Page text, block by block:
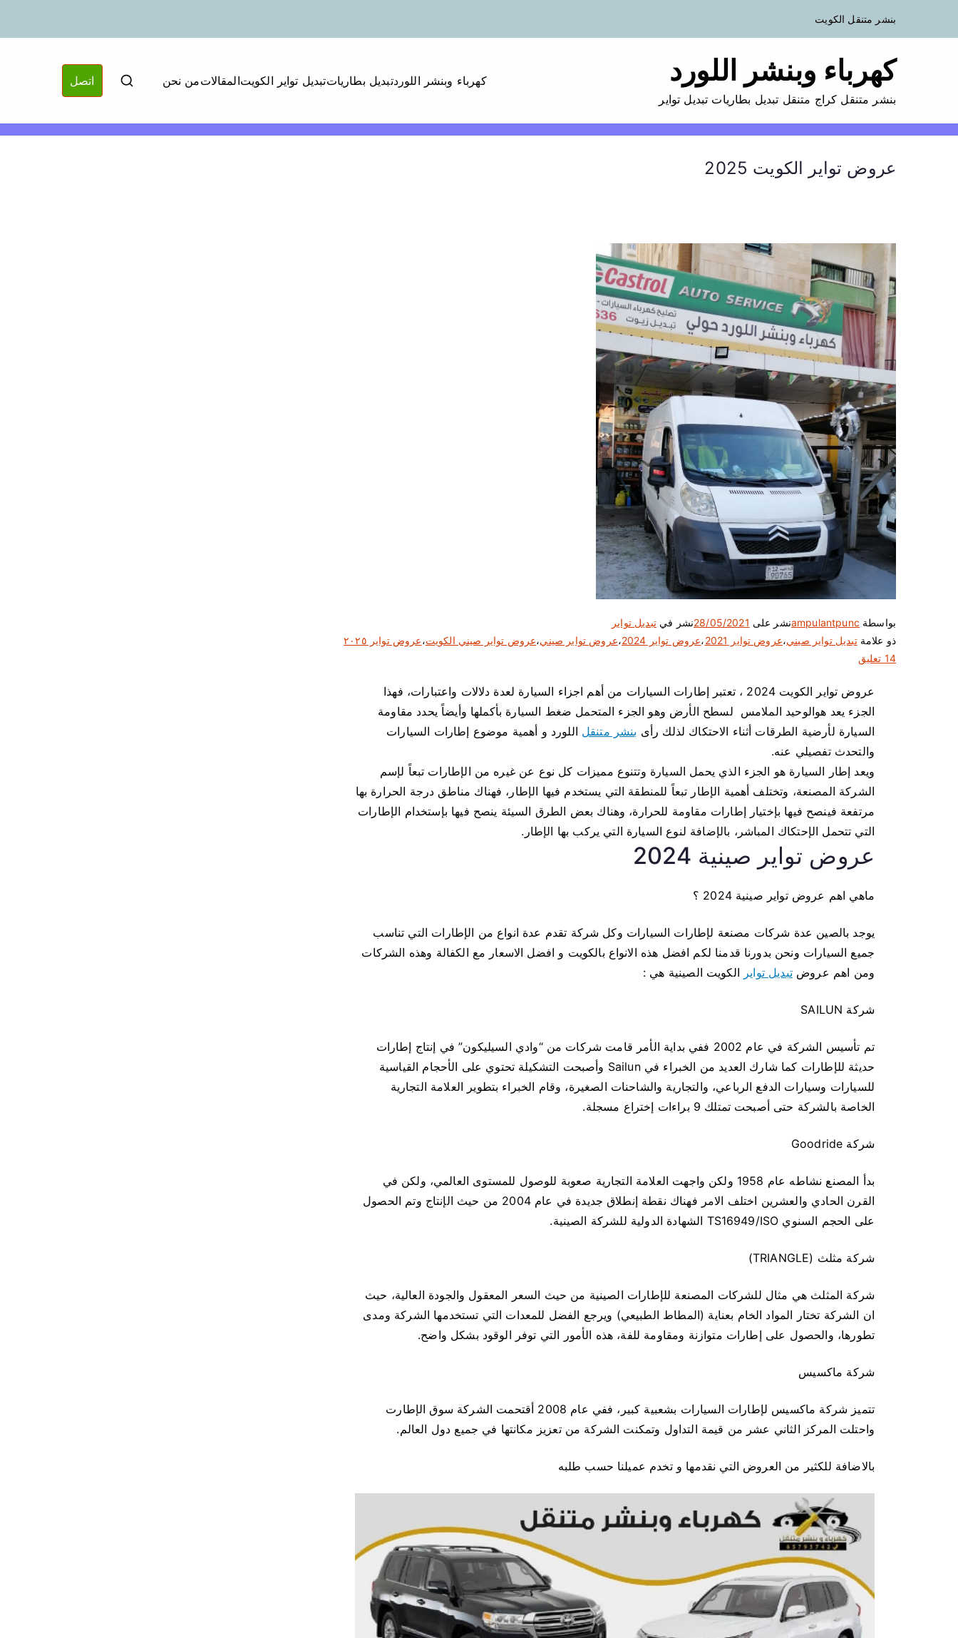
بنشر متنقل الكويت
كهرباء وبنشر اللورد
بنشر متنقل كراج متنقل تبديل بطاريات تبديل تواير
كهرباء وبنشر اللوردتبديل بطارياتتبديل تواير الكويتالمقالاتمن نحن اتصل
عروض تواير الكويت 2025
بواسطة ampulantpuncنشر على 28/05/2021نشر فيتبديل تواير
ذو علامةتبديل تواير صيني،عروض تواير 2021 ،عروض تواير 2024 ،عروض تواير صيني،عروض تواير صيني الكويت،عروض تواير ٢٠٢٥
14 تعليق
ى
ع
ض
و
ا
ي
ت
2
2
عروض تواير الكويت 2024 ، تعتبر إطارات السيارات من أهم اجزاء السيارة لعدة دلالات واعتبارات، فهذا
الجزء يعد هوالوحيد الملامس لسطح الأرض وهو الجزء المتحمل ضغط السيارة بأكملها وأيضاً يحدد مقاومة
السيارة لأرضية الطرقات أثناء الاحتكاك لذلك رأى بنشر متنقل اللورد و أهمية موضوع إطارات السيارات
والتحدث تفصيلي عنه.
ويعد إطار السيارة هو الجزء الذي يحمل السيارة وتتنوع مميزات كل نوع عن غيره من الإطارات تبعاً لإسم
الشركة المصنعة، وتختلف أهمية الإطار تبعاً للمنطقة التي يستخدم فيها الإطار، فهناك مناطق درجة الحرارة بها
مرتفعة فينصح فيها بإختيار إطارات مقاومة للحرارة، وهناك بعض الطرق السيئة ينصح فيها بإستخدام الإطارات
التي تتحمل الإحتكاك المباشر، بالإضافة لنوع السيارة التي يركب بها الإطار.
عروض تواير صينية 2024
ماهي اهم عروض تواير صينية 2024 ؟
يوجد بالصين عدة شركات مصنعة لإطارات السيارات وكل شركة تقدم عدة انواع من الإطارات التي تناسب
جميع السيارات ونحن بدورنا قدمنا لكم افضل هذه الانواع بالكويت و افضل الاسعار مع الكفالة وهذه الشركات
ومن اهم عروضتبديل تواير الكويت الصينية هي :
شركة SAILUN
تم تأسيس الشركة في عام 2002 ففي بداية الأمر قامت شركات من “وادي السيليكون” في إنتاج إطارات
حديثة للإطارات كما شارك العديد من الخبراء في Sailun وأصبحت التشكيلة تحتوي على الأحجام القياسية
للسيارات وسيارات الدفع الرباعي، والتجارية والشاحنات الصغيرة، وقام الخبراء بتطوير العلامة التجارية
الخاصة بالشركة حتى أصبحت تمتلك 9 براءات إختراع مسجلة.
شركة Goodride
بدأ المصنع نشاطه عام 1958 ولكن واجهت العلامة التجارية صعوبة للوصول للمستوى العالمي، ولكن في
القرن الحادي والعشرين اختلف الامر فهناك نقطة إنطلاق جديدة في عام 2004 من حيث الإنتاج وتم الحصول
على الحجم السنوي TS16949/ISO الشهادة الدولية للشركة الصينية.
شركة مثلث (TRIANGLE)
شركة المثلث هي مثال للشركات المصنعة للإطارات الصينية من حيث السعر المعقول والجودة العالية، حيث
ان الشركة تختار المواد الخام بعناية (المطاط الطبيعي) ويرجع الفضل للمعدات التي تستخدمها الشركة ومدى
تطورها، والحصول على إطارات متوازنة ومقاومة للفة، هذه الأمور التي توفر الوقود بشكل واضح.
شركة ماكسيس
تتميز شركة ماكسيس لإطارات السيارات بشعبية كبير، ففي عام 2008 أقتحمت الشركة سوق الإطارت
واحتلت المركز الثاني عشر من قيمة التداول وتمكنت الشركة من تعزيز مكانتها في جميع دول العالم.
بالاضافة للكثير من العروض التي نقدمها و تخدم عميلنا حسب طلبه